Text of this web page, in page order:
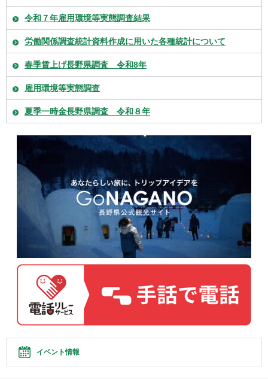
令和７年雇用環境等実態調査結果
労働関係調査統計資料作成に用いた各種統計について
春季賃上げ長野県調査 令和8年
雇用環境等実態調査
夏季一時金長野県調査 令和８年
イベント情報